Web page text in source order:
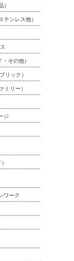
）
テンレス他）
その他）
リック）
ミリー）
ジ
ワーク